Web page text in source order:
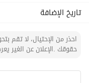
تاريخ الإضافة
احذر من الإحتيال، لا تقم
حقوقك .الإعلان عن الغير